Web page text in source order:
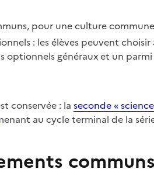
pour une culture
: les élèves peuvent
optionnels généraux et un
conservée : la seconde «
au cycle terminal de la